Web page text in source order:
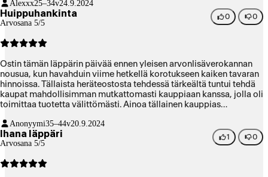
Alexxx25–34v24.9.2024
Huippuhankinta
Arvosana 5/5
0 0
Ostin tämän läppärin päivää ennen yleisen arvonlisäverokannan
nousua, kun havahduin viime hetkellä korotukseen kaiken tavaran
hinnoissa. Tällaista heräteostosta tehdessä tärkeältä tuntui tehdä
kaupat mahdollisimman mutkattomasti kauppiaan kanssa, jolla oli
toimittaa tuotetta välittömästi. Ainoa tällainen kauppias
asiakaspalvelu oli kaiken lisäksi todella ystävällistä. Usein
tekniikkaan erikoistuvien liikkeiden myyjät ovat aika
välinpitämättömällä tuulella, mentaalisesti kuin mässyttäisivät
Verkkokaupassa myyjät olivat tosi kivoja. On paljon mukavampaa
Anonyymi35–44v20.9.2024
Ihana läppäri
Arvosana 5/5
1 0